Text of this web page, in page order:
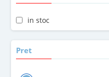
in stoc
Pret